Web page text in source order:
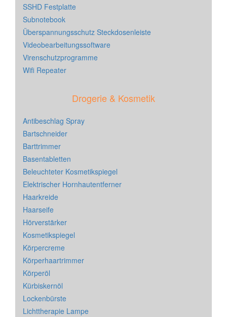
SSHD Festplatte
Subnotebook
Überspannungsschutz Steckdosenleiste
Videobearbeitungssoftware
Virenschutzprogramme
Wifi Repeater
Drogerie & Kosmetik
Antibeschlag Spray
Bartschneider
Barttrimmer
Basentabletten
Beleuchteter Kosmetikspiegel
Elektrischer Hornhautentferner
Haarkreide
Haarseife
Hörverstärker
Kosmetikspiegel
Körpercreme
Körperhaartrimmer
Körperöl
Kürbiskernöl
Lockenbürste
Lichttherapie Lampe